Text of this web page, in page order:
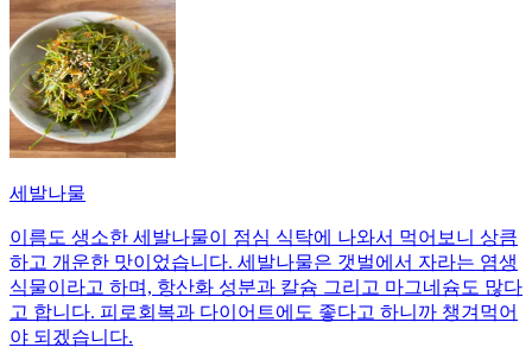
세발나물
이름도 생소한 세발나물이 점심 식탁에 나와서 먹어보니 상큼
하고 개운한 맛이었습니다. 세발나물은 갯벌에서 자라는 염생
식물이라고 하며, 항산화 성분과 칼슘 그리고 마그네슘도 많다
고 합니다. 피로회복과 다이어트에도 좋다고 하니까 챙겨먹어
야 되겠습니다.